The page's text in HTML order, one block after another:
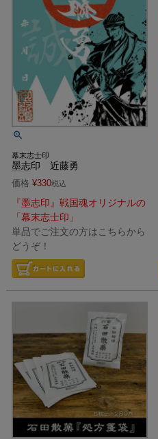
幕末志士印
墨志印 近藤勇
価格 ¥330税込
『墨志印』戦国魂オリジナルの
「幕末志士印」
単品でご注文の方はこちらから
どうぞ！